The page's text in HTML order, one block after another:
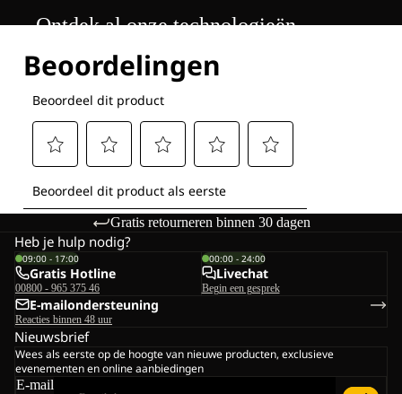
Ontdek al onze technologieën
Gratis retourneren binnen 30 dagen
Heb je hulp nodig?
09:00 - 17:00
Gratis Hotline
00800 - 965 375 46
00:00 - 24:00
Livechat
Begin een gesprek
E-mailondersteuning
Reacties binnen 48 uur
Nieuwsbrief
Wees als eerste op de hoogte van nieuwe producten, exclusieve
evenementen en online aanbiedingen
E-mail